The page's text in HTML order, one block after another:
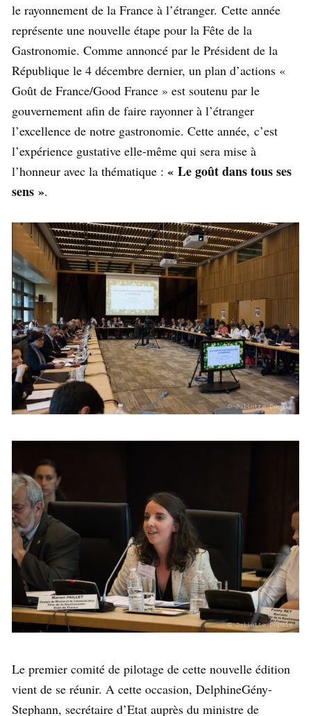
le rayonnement de la France à l’étranger. Cette année
représente une nouvelle étape pour la Fête de la
Gastronomie. Comme annoncé par le Président de la
République le 4 décembre dernier, un plan d’actions «
Goût de France/Good France » est soutenu par le
gouvernement afin de faire rayonner à l’étranger
l’excellence de notre gastronomie. Cette année, c’est
l’expérience gustative elle-même qui sera mise à
l’honneur avec la thématique : « Le goût dans tous ses
sens ».
Le premier comité de pilotage de cette nouvelle édition
vient de se réunir. A cette occasion, DelphineGény-
Stephann, secrétaire d’Etat auprès du ministre de